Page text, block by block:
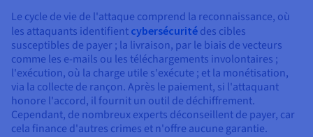
Le cycle de vie de l'attaque comprend la reconnaissance, où
les attaquants identifient cybersécurité des cibles
susceptibles de payer ; la livraison, par le biais de vecteurs
comme les e-mails ou les téléchargements involontaires ;
l'exécution, où la charge utile s'exécute ; et la monétisation,
via la collecte de rançon. Après le paiement, si l'attaquant
honore l'accord, il fournit un outil de déchiffrement.
Cependant, de nombreux experts déconseillent de payer, car
cela finance d'autres crimes et n'offre aucune garantie.